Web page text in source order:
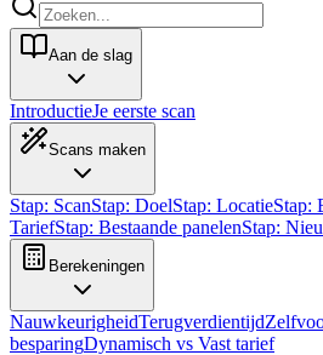
Aan de slag
IntroductieJe eerste scan
Scans maken
Stap: ScanStap: DoelStap: LocatieStap:
TariefStap: Bestaande panelenStap:
Berekeningen
NauwkeurigheidTerugverdientijd
besparingDynamisch vs Vast tarief